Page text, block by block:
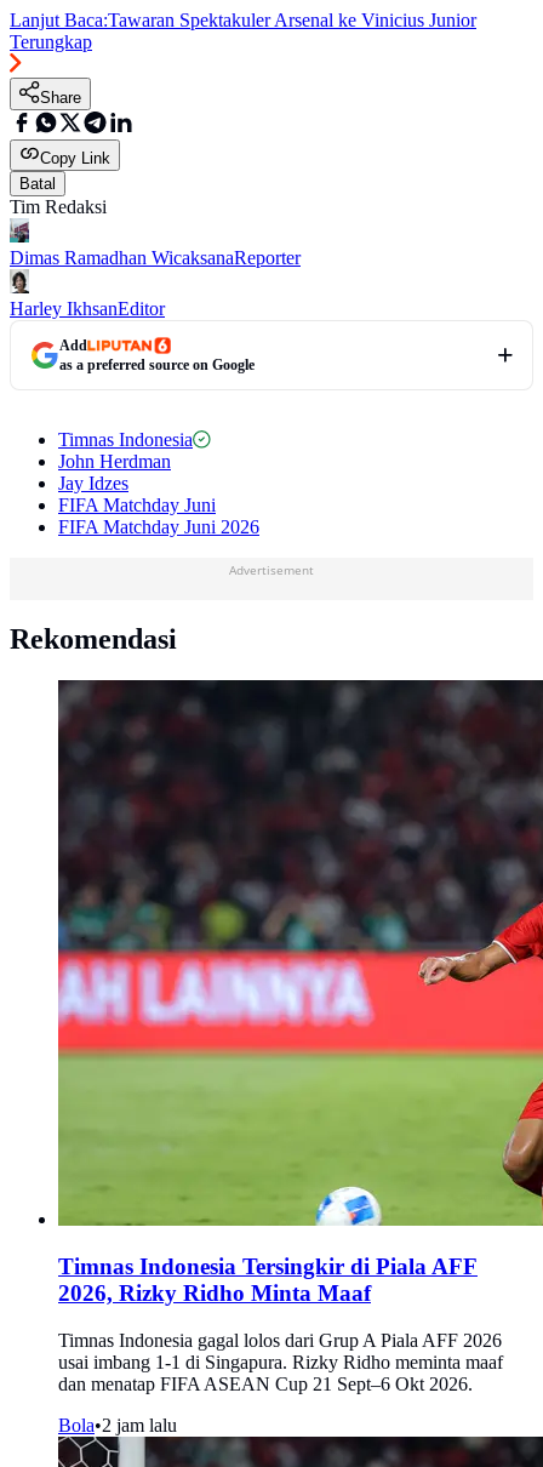
Lanjut Baca:Tawaran Spektakuler Arsenal ke Vinicius Junior
Terungkap
Share
Copy Link
Batal
Tim Redaksi
Dimas Ramadhan WicaksanaReporter
Harley IkhsanEditor
Add
as a preferred source on Google
Timnas Indonesia
John Herdman
Jay Idzes
FIFA Matchday Juni
FIFA Matchday Juni 2026
Advertisement
Rekomendasi
Timnas Indonesia Tersingkir di Piala AFF
2026, Rizky Ridho Minta Maaf
Timnas Indonesia gagal lolos dari Grup A Piala AFF 2026
usai imbang 1-1 di Singapura. Rizky Ridho meminta maaf
dan menatap FIFA ASEAN Cup 21 Sept–6 Okt 2026.
Bola•2 jam lalu